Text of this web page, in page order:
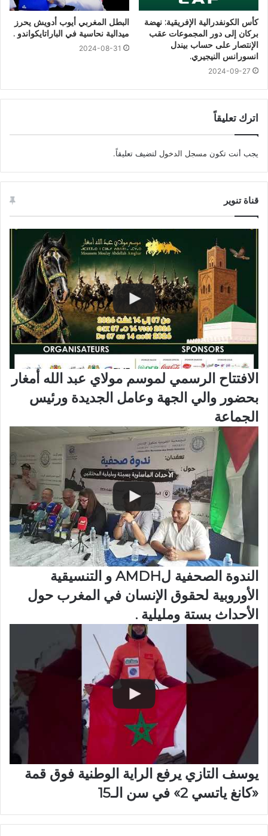
كأس الكونفدرالية الإفريقية: نهضة
بركان إلى دور المجموعات عقب
الإنتصار على حساب بيندل
انسورانس النيجيري.
2024-09-27
البطل المغربي أيوب أدويش يحرز
ميدالية نحاسية في الباراتايكواندو .
2024-08-31
اترك تعليقاً
يجب أنت تكون مسجل الدخول لتضيف تعليقاً.
قناة تنوير
الافتتاح الرسمي لموسم مولاي عبد الله أمغار
بحضور والي الجهة وعامل الجديدة ورئيس
الجماعة
الندوة الصحفية لAMDH و التنسيقية
الأوروبية لحقوق الإنسان في المغرب حول
الأحداث بستة ومليلية .
يوسف التازي يرفع الراية الوطنية فوق قمة
«كانغ ياتسي 2» في سن الـ15